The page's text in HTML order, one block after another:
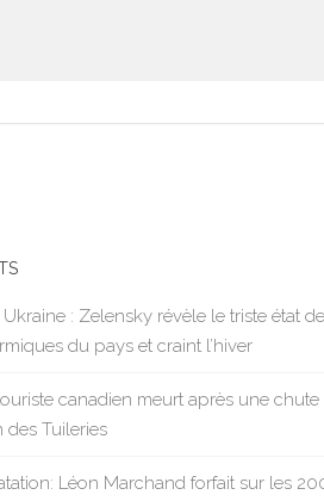
: Zelensky révèle le triste état
du pays et craint l’hiver
canadien meurt après une chute
des Tuileries
Léon Marchand forfait sur les